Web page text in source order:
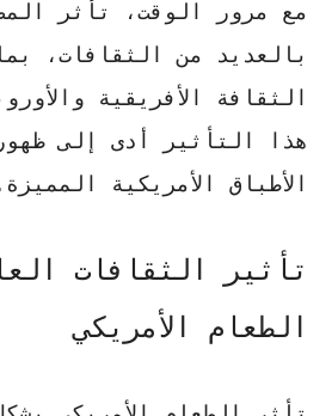
مع مرور الوقت، تأثر
بالعديد من الثقافات،
الثقافة الأفريقية
هذا التأثير أدى إلى
الأطباق الأمريكية
تأثير الثقافات
الطعام الأمريكي